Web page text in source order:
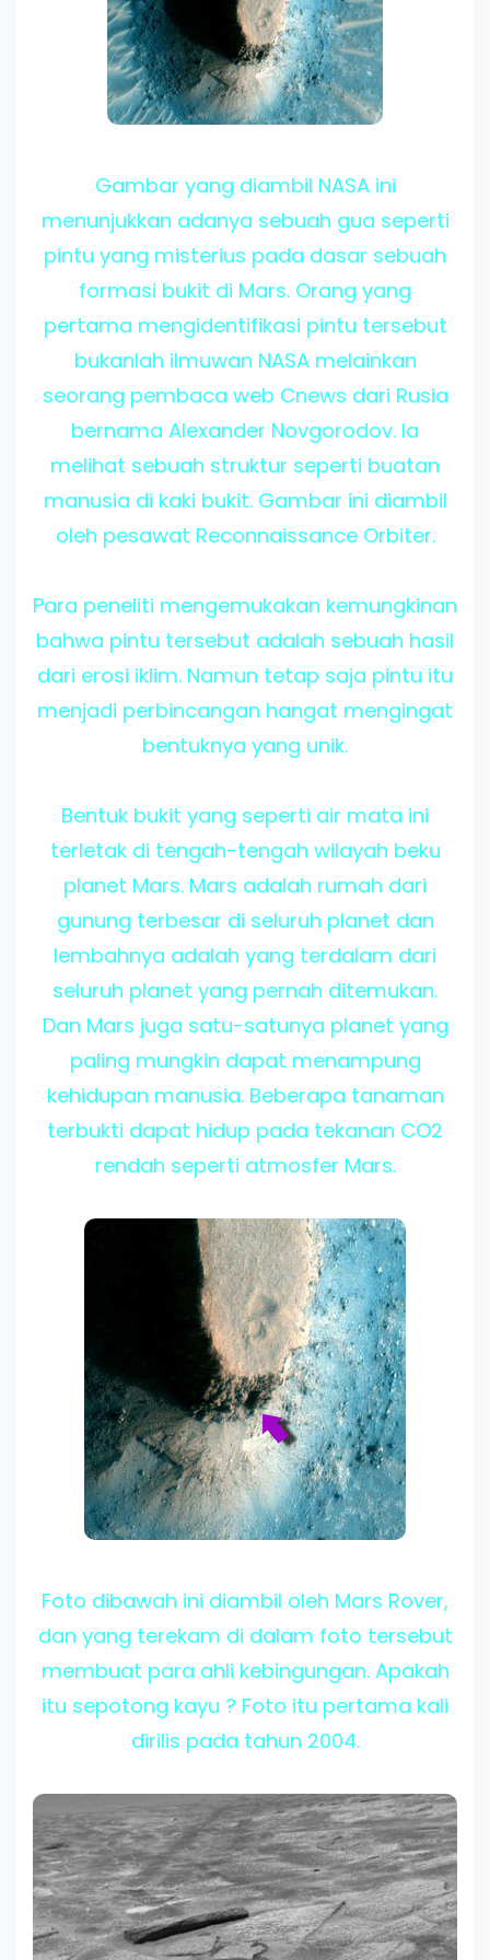
Gambar yang diambil NASA ini
menunjukkan adanya sebuah gua seperti
pintu yang misterius pada dasar sebuah
formasi bukit di Mars. Orang yang
pertama mengidentifikasi pintu tersebut
bukanlah ilmuwan NASA melainkan
seorang pembaca web Cnews dari Rusia
bernama Alexander Novgorodov. Ia
melihat sebuah struktur seperti buatan
manusia di kaki bukit. Gambar ini diambil
oleh pesawat Reconnaissance Orbiter.
Para peneliti mengemukakan kemungkinan
bahwa pintu tersebut adalah sebuah hasil
dari erosi iklim. Namun tetap saja pintu itu
menjadi perbincangan hangat mengingat
bentuknya yang unik.
Bentuk bukit yang seperti air mata ini
terletak di tengah-tengah wilayah beku
planet Mars. Mars adalah rumah dari
gunung terbesar di seluruh planet dan
lembahnya adalah yang terdalam dari
seluruh planet yang pernah ditemukan.
Dan Mars juga satu-satunya planet yang
paling mungkin dapat menampung
kehidupan manusia. Beberapa tanaman
terbukti dapat hidup pada tekanan CO2
rendah seperti atmosfer Mars.
Foto dibawah ini diambil oleh Mars Rover,
dan yang terekam di dalam foto tersebut
membuat para ahli kebingungan. Apakah
itu sepotong kayu ? Foto itu pertama kali
dirilis pada tahun 2004.